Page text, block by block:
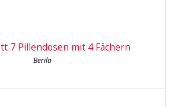
7 Pillendosen mit 4 Fächern
Berilo